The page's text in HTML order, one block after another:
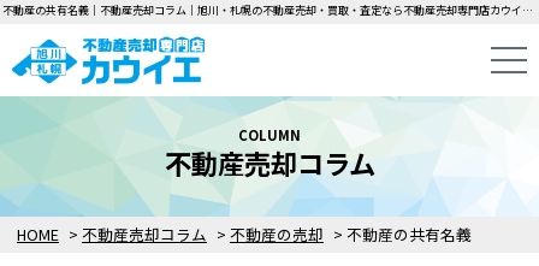
不動産の共有名義｜不動産売却コラム｜旭川・札幌の不動産売却・買取・査定なら不動産売却専門店カウイエにお任せください！中古一戸建て・マンション・土地の即日無料査定・即金買取を行っています！
HOME > 不動産売却コラム > 不動産の売却 > 不動産の共有名義
COLUMN
不動産売却コラム